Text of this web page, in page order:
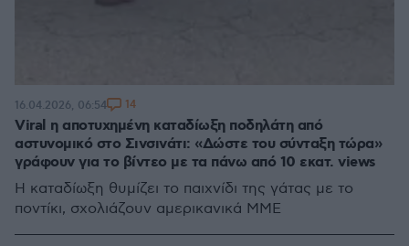
Viral η αποτυχημένη καταδίωξη ποδηλάτη από
αστυνομικό στο Σινσινάτι: «Δώστε του σύνταξη τώρα»
γράφουν για το βίντεο με τα πάνω από 10 εκατ. views
Η καταδίωξη θυμίζει το παιχνίδι της γάτας με το
ποντίκι, σχολιάζουν αμερικανικά ΜΜΕ
16.04.2026, 06:54 14